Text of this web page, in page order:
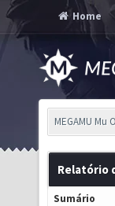
Home
MEGAMU Mu
Relatório
Sumário